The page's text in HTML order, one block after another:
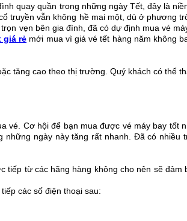
quay quần trong những ngày Tết, đây là
truyền vẫn không hề mai một, dù ở phương
vẹn bên gia đình, đã có dự định mua vé
giá rẻ mới mua vì giá vé tết hàng năm không
tăng cao theo thị trường. Quý khách có thể
Cơ hội để bạn mua được vé máy bay tốt
ngày này tăng rất nhanh. Đã có nhiều
từ các hãng hàng không cho nên sẽ
các số điện thoại sau: